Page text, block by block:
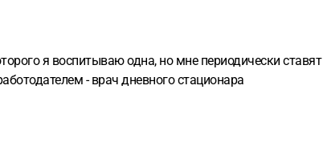
я воспитываю одна, но мне периодически
- врач дневного стационара